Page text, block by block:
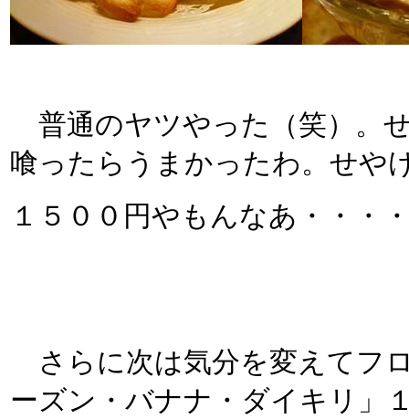
普通のヤツやった（笑）。
喰ったらうまかったわ。せや
１５００円やもんなあ・・・
さらに次は気分を変えてフ
ーズン・バナナ・ダイキリ」